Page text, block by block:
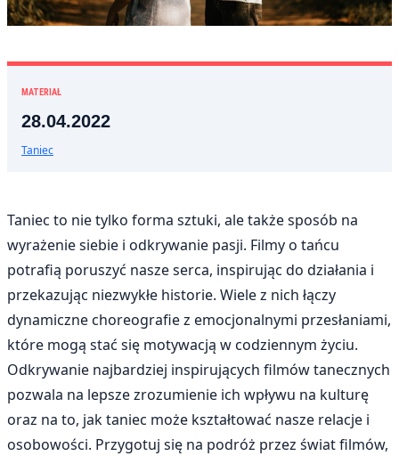
MATERIAŁ
28.04.2022
Taniec
Taniec to nie tylko forma sztuki, ale także sposób na
wyrażenie siebie i odkrywanie pasji. Filmy o tańcu
potrafią poruszyć nasze serca, inspirując do działania i
przekazując niezwykłe historie. Wiele z nich łączy
dynamiczne choreografie z emocjonalnymi przesłaniami,
które mogą stać się motywacją w codziennym życiu.
Odkrywanie najbardziej inspirujących filmów tanecznych
pozwala na lepsze zrozumienie ich wpływu na kulturę
oraz na to, jak taniec może kształtować nasze relacje i
osobowości. Przygotuj się na podróż przez świat filmów,